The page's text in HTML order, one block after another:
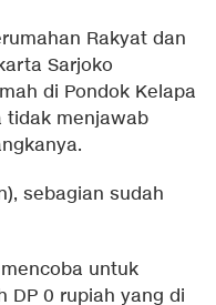
Rakyat dan
Sarjoko
di Pondok Kelapa
tidak menjawab
sebagian sudah
untuk
DP 0 rupiah yang di